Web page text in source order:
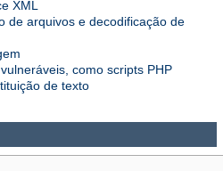
XML
de arquivos e decodificação de
como scripts PHP
de texto